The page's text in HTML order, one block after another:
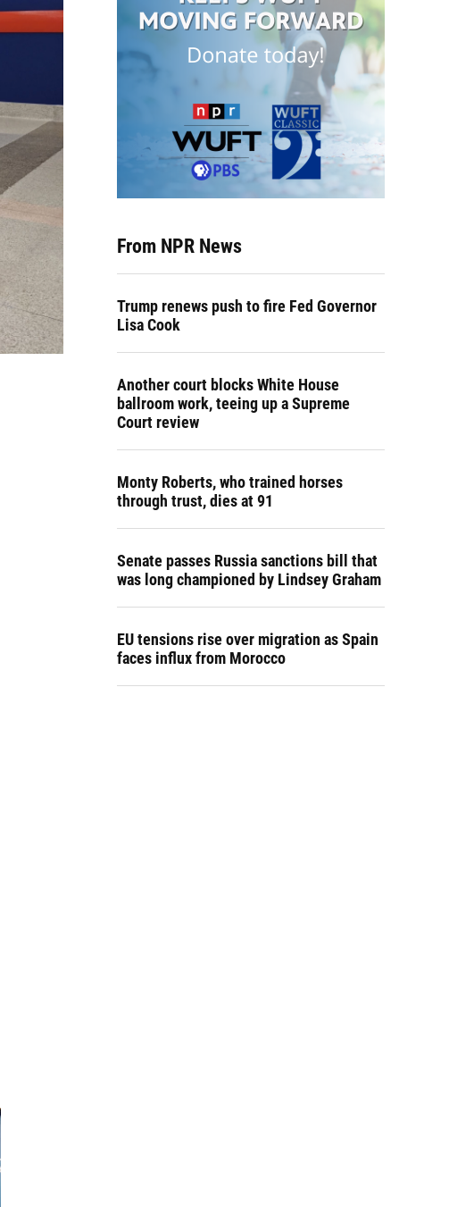
From NPR News
Trump renews push to fire Fed Governor
Lisa Cook
Another court blocks White House
ballroom work, teeing up a Supreme
Court review
Monty Roberts, who trained horses
through trust, dies at 91
Senate passes Russia sanctions bill that
was long championed by Lindsey Graham
EU tensions rise over migration as Spain
faces influx from Morocco